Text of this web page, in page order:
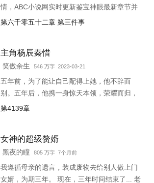
情，ABC小说网实时更新鉴宝神眼最新章节并
且提供无弹窗阅读，书友所发表的鉴宝神眼评
第六千零五十二章 第三件事
主角杨辰秦惜
笑傲余生 546 万字 2023-03-21
五年前，为了能让自己配得上她，他不辞而
别。五年后，他携一身惊天本领，荣耀而归，
只是归来之时，竟发现自己多了一个女儿。
第4139章
女神的超级赘婿
黑夜的瞳 805 万字 7个月前
我遵循母亲的遗言，装成废物去给别人做上门
女婿，为期三年。 现在，三年时间结束了... 老